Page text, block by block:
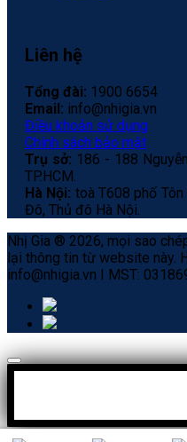
Liên hệ
Tổng đài: 1900 6654
Email: info@nhigia.vn
Điều khoản sử dụng
Chính sách bảo mật
Trụ sở: 186 - 188
TP.HCM.
Hà Nội: toà T608 phố
Đô, Thủ đô Hà Nội.
Nhị Gia ® 2026, mọi sao
lại thông tin từ website này.
info@nhigia.vn I MST: